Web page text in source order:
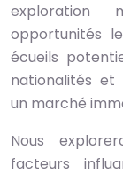
exploration
opportunités
écueils
nationalités et
un marché
Nous
facteurs